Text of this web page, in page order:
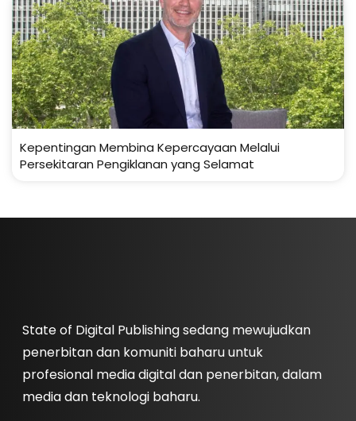
Kepentingan Membina Kepercayaan Melalui
Persekitaran Pengiklanan yang Selamat
State of Digital Publishing sedang mewujudkan
penerbitan dan komuniti baharu untuk
profesional media digital dan penerbitan, dalam
media dan teknologi baharu.